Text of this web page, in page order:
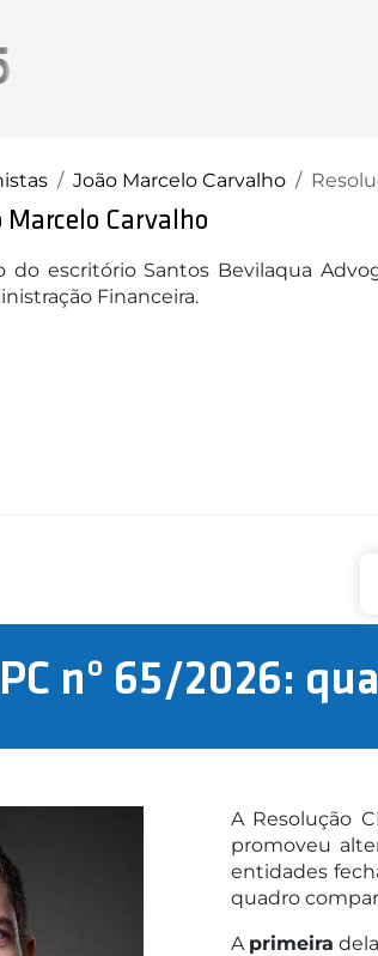
João Marcelo Carvalho
Marcelo Carvalho
do escritório Santos Bevilaqua
Financeira.
nº 65/2026:
A Resolução
promoveu
entidades
quadro
A primeira